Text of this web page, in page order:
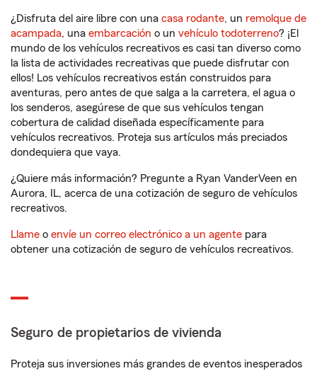
¿Disfruta del aire libre con una casa rodante, un remolque de
acampada, una embarcación o un vehículo todoterreno? ¡El
mundo de los vehículos recreativos es casi tan diverso como
la lista de actividades recreativas que puede disfrutar con
ellos! Los vehículos recreativos están construidos para
aventuras, pero antes de que salga a la carretera, el agua o
los senderos, asegúrese de que sus vehículos tengan
cobertura de calidad diseñada específicamente para
vehículos recreativos. Proteja sus artículos más preciados
dondequiera que vaya.
¿Quiere más información? Pregunte a Ryan VanderVeen en
Aurora, IL, acerca de una cotización de seguro de vehículos
recreativos.
Llame o envíe un correo electrónico a un agente para
obtener una cotización de seguro de vehículos recreativos.
Seguro de propietarios de vivienda
Proteja sus inversiones más grandes de eventos inesperados